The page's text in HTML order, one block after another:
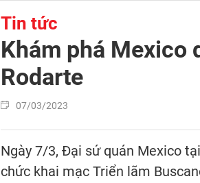
Tin tức
Khám phá Mexico
Rodarte
07/03/2023
Ngày 7/3, Đại sứ quán Mexico
chức khai mạc Triển lãm